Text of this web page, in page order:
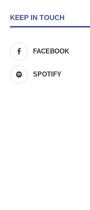
KEEP IN TOUCH
FACEBOOK
SPOTIFY